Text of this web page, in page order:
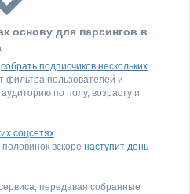
основу для парсингов в
собрать подписчиков нескольких
фильтра пользователей и
по полу, возрасту и
соцсетях.
вскоре наступит день
передавая собранные